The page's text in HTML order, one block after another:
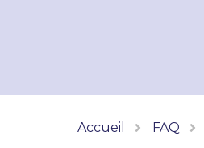
Accueil FAQ